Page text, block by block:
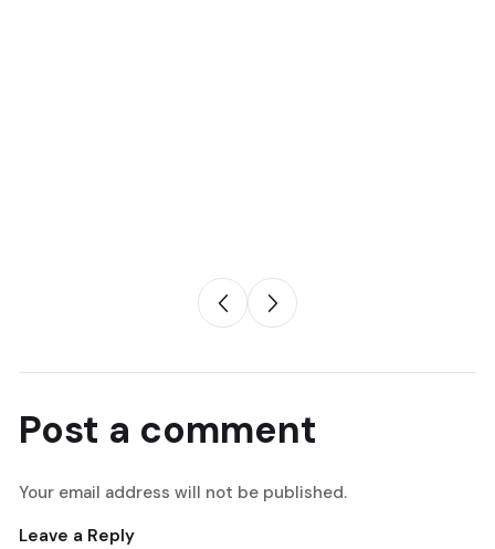
Post a comment
Your email address will not be published.
Leave a Reply